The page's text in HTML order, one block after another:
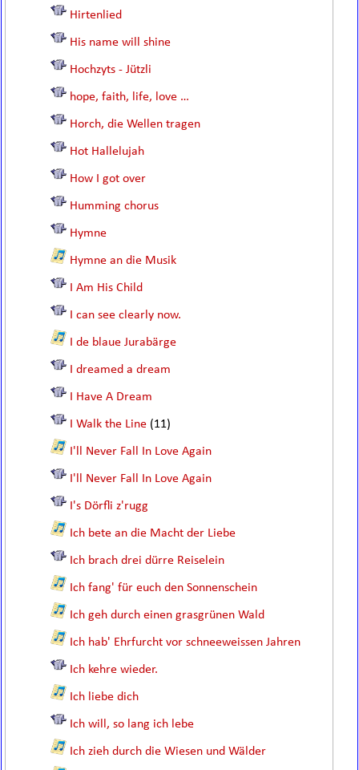
Hirtenlied
His name will shine
Hochzyts - Jützli
hope, faith, life, love …
Horch, die Wellen tragen
Hot Hallelujah
How I got over
Humming chorus
Hymne
Hymne an die Musik
I Am His Child
I can see clearly now.
I de blaue Jurabärge
I dreamed a dream
I Have A Dream
I Walk the Line (11)
I'll Never Fall In Love Again
I'll Never Fall In Love Again
I's Dörfli z'rugg
Ich bete an die Macht der Liebe
Ich brach drei dürre Reiselein
Ich fang' für euch den Sonnenschein
Ich geh durch einen grasgrünen Wald
Ich hab' Ehrfurcht vor schneeweissen Jahren
Ich kehre wieder.
Ich liebe dich
Ich will, so lang ich lebe
Ich zieh durch die Wiesen und Wälder